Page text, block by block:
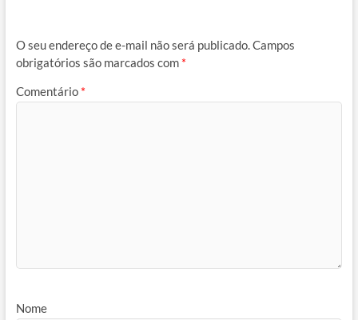
O seu endereço de e-mail não será publicado.Campos
obrigatórios são marcados com *
Comentário *
Nome